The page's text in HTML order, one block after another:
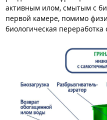
активным илом, смытым с
первой камере, помимо
биологическая переработка